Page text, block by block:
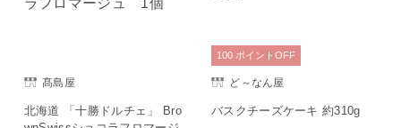
髙島屋
北海道 「十勝ドルチェ」 Bro
ど～なん屋
バスクチーズケーキ 約310g
100 ポイント OFF